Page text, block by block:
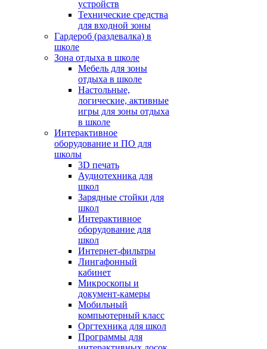
устройств
Технические средства
для входной зоны
Гардероб (раздевалка) в
школе
Зона отдыха в школе
Мебель для зоны
отдыха в школе
Настольные,
логические, активные
игры для зоны отдыха
в школе
Интерактивное
оборудование и ПО для
школы
3D печать
Аудиотехника для
школ
Зарядные стойки для
школ
Интерактивное
оборудование для
школ
Интернет-фильтры
Лингафонный
кабинет
Микроскопы и
документ-камеры
Мобильный
компьютерный класс
Оргтехника для школ
Программы для